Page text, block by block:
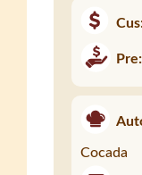
Pre:
Cocada